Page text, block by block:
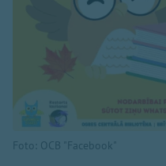
Foto: OCB "Facebook"